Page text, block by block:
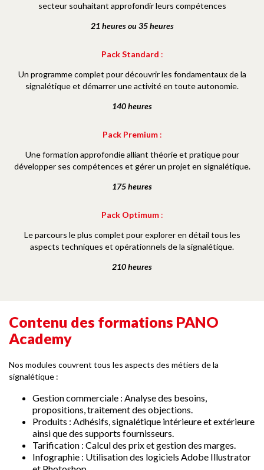
secteur souhaitant approfondir leurs compétences
21 heures ou 35 heures
Pack Standard :
Un programme complet pour découvrir les fondamentaux de la
signalétique et démarrer une activité en toute autonomie.
140 heures
Pack Premium:
Une formation approfondie alliant théorie et pratique pour
développer ses compétences et gérer un projet en signalétique.
175 heures
Pack Optimum:
Le parcours le plus complet pour explorer en détail tous les
aspects techniques et opérationnels de la signalétique.
210 heures
Contenu des formations PANO
Academy
Nos modules couvrent tous les aspects des métiers de la
signalétique :
Gestion commerciale : Analyse des besoins,
propositions, traitement des objections.
Produits : Adhésifs, signalétique intérieure et extérieure
ainsi que des supports fournisseurs.
Tarification : Calcul des prix et gestion des marges.
Infographie : Utilisation des logiciels Adobe Illustrator